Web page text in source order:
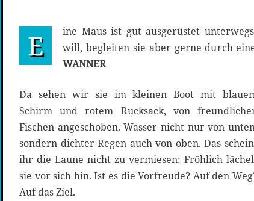
E
ine Maus ist gut ausgerüstet
will, begleiten sie aber gerne durch
WANNER
Da sehen wir sie im kleinen Boot mit
Schirm und rotem Rucksack, von
Fischen angeschoben. Wasser nicht nur von
sondern dichter Regen auch von oben. Das
ihr die Laune nicht zu vermiesen: Fröhlich
sie vor sich hin. Ist es die Vorfreude? Auf den
Auf das Ziel.